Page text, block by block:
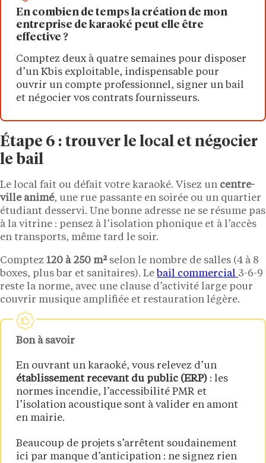
En combien de temps la création de mon
entreprise de karaoké peut elle être
effective ?
Comptez deux à quatre semaines pour disposer
d’un Kbis exploitable, indispensable pour
ouvrir un compte professionnel, signer un bail
et négocier vos contrats fournisseurs.
Étape 6 : trouver le local et négocier
le bail
Le local fait ou défait votre karaoké. Visez un centre-
ville animé, une rue passante en soirée ou un quartier
étudiant desservi. Une bonne adresse ne se résume pas
à la vitrine : pensez à l’isolation phonique et à l’accès
en transports, même tard le soir.
Comptez 120 à 250 m²selon le nombre de salles (4 à 8
boxes, plus bar et sanitaires). Le bail commercial 3-6-9
reste la norme, avec une clause d’activité large pour
couvrir musique amplifiée et restauration légère.
Bon à savoir
En ouvrant un karaoké, vous relevez d’un
établissement recevant du public (ERP) : les
normes incendie, l’accessibilité PMR et
l’isolation acoustique sont à valider en amont
en mairie.
Beaucoup de projets s’arrêtent soudainement
ici par manque d’anticipation : ne signez rien